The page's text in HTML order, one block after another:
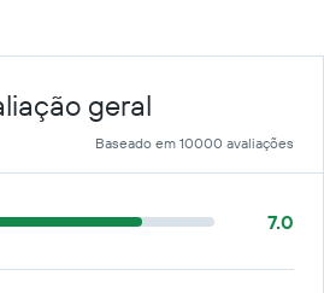
geral
Baseado em 10000 avaliações
7.0